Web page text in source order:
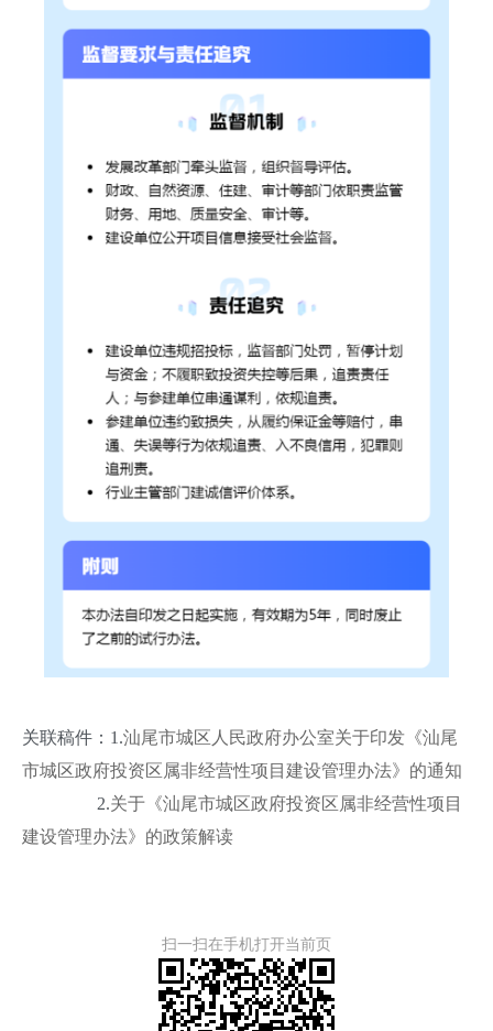
关联稿件：1.汕尾市城区人民政府办公室关于印发《汕尾
市城区政府投资区属非经营性项目建设管理办法》的通知
2.关于《汕尾市城区政府投资区属非经营性项目
建设管理办法》的政策解读
扫一扫在手机打开当前页